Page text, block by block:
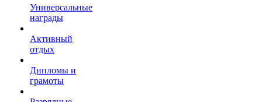
Универсальные
награды
Активный
отдых
Дипломы и
грамоты